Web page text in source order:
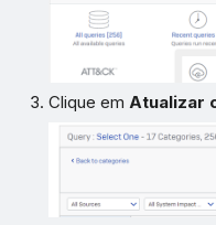
Clique emAtualizar